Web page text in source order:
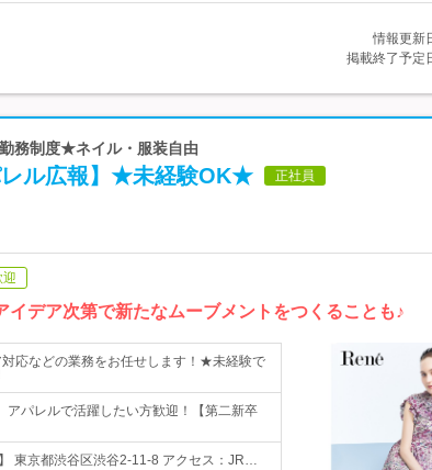
情報更新
掲載終了予定
務制度★ネイル・服装自由
レル広報】★未経験OK★ 正社員
迎
デア次第で新たなムーブメントをつくることも♪
応などの業務をお任せします！★未経験で
アパレルで活躍したい方歓迎！【第二新卒
東京都渋谷区渋谷2-11-8 アクセス：JR…